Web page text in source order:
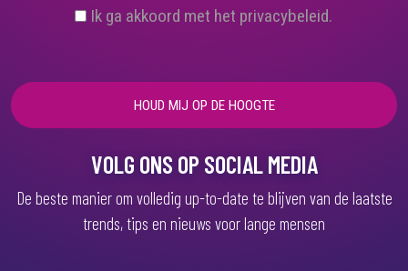
(
e
i
t
Ik ga akkoord met het privacybeleid.
VOLG ONS OP SOCIAL MEDIA
De beste manier om volledig up-to-date te blijven van de laatste
trends, tips en nieuws voor lange mensen